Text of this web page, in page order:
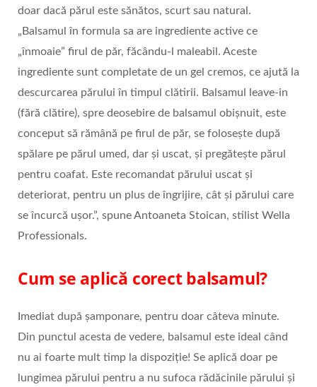
doar dacă părul este sănătos, scurt sau natural.
„Balsamul în formula sa are ingrediente active ce
„înmoaie” firul de păr, făcându-l maleabil. Aceste
ingrediente sunt completate de un gel cremos, ce ajută la
descurcarea părului în timpul clătirii. Balsamul leave-in
(fără clătire), spre deosebire de balsamul obișnuit, este
conceput să rămână pe firul de păr, se folosește după
spălare pe părul umed, dar și uscat, și pregătește părul
pentru coafat. Este recomandat părului uscat și
deteriorat, pentru un plus de îngrijire, cât și părului care
se încurcă ușor.”, spune Antoaneta Stoican, stilist Wella
Professionals.
Cum se aplică corect balsamul?
Imediat după șamponare, pentru doar câteva minute.
Din punctul acesta de vedere, balsamul este ideal când
nu ai foarte mult timp la dispoziție! Se aplică doar pe
lungimea părului pentru a nu sufoca rădăcinile părului și